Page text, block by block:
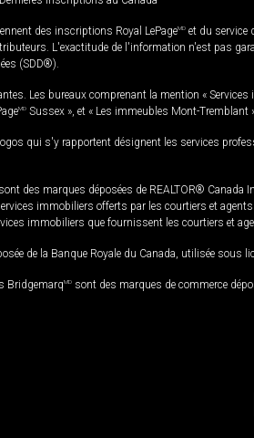
des inscriptions Royal LePageMD et du service
L'exactitude de l'information n'est pas
(SDD®).
Les bureaux comprenant la mention « Services
MD Sussex », et « Les immeubles Mont-Tremblant
qui s'y rapportent désignent les services
des marques déposées de REALTOR®
immobiliers offerts par les courtiers et
immobiliers que fournissent les courtiers et
de la Banque Royale du Canada, utilisée sous
BridgemarqMD sont des marques de commerce